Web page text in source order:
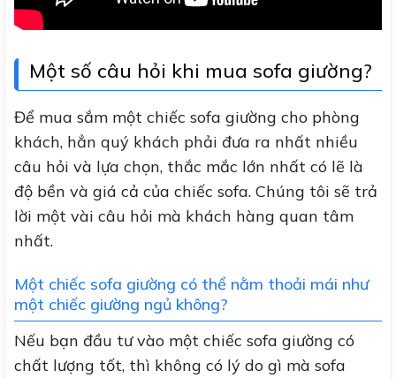
Một số câu hỏi khi mua sofa giường?
Để mua sắm một chiếc sofa giường cho phòng
khách, hẳn quý khách phải đưa ra nhất nhiều
câu hỏi và lựa chọn, thắc mắc lớn nhất có lẽ là
độ bền và giá cả của chiếc sofa. Chúng tôi sẽ trả
lời một vài câu hỏi mà khách hàng quan tâm
nhất.
Một chiếc sofa giường có thể nằm thoải mái như
một chiếc giường ngủ không?
Nếu bạn đầu tư vào một chiếc sofa giường có
chất lượng tốt, thì không có lý do gì mà sofa